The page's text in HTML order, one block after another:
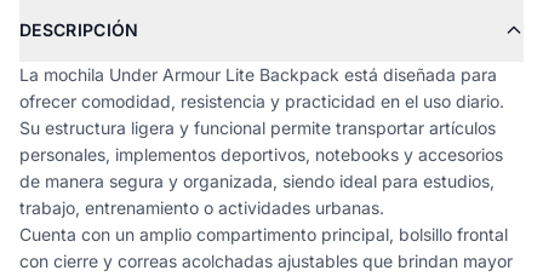
DESCRIPCIÓN
La mochila Under Armour Lite Backpack está diseñada para
ofrecer comodidad, resistencia y practicidad en el uso diario.
Su estructura ligera y funcional permite transportar artículos
personales, implementos deportivos, notebooks y accesorios
de manera segura y organizada, siendo ideal para estudios,
trabajo, entrenamiento o actividades urbanas.
Cuenta con un amplio compartimento principal, bolsillo frontal
con cierre y correas acolchadas ajustables que brindan mayor